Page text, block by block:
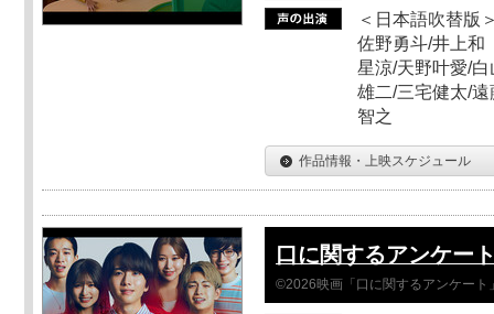
＜日本語吹替版
佐野勇斗/井上和
星涼/天野叶愛/
雄二/三宅健太/
智之
作品情報・上映スケジュール
口に関するアンケー
©2026映画「口に関するアンケート